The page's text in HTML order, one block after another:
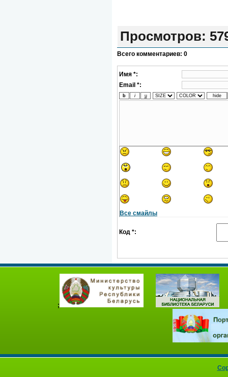
Просмотров:
Всего комментариев: 0
Имя *:
Email *:
Все смайлы
Код *:
;